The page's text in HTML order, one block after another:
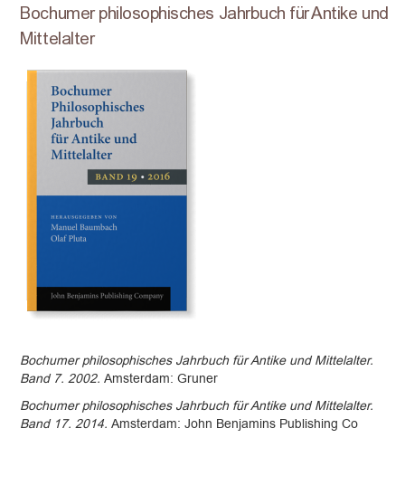
Bochumer philosophisches Jahrbuch für Antike und
Mittelalter
Bochumer philosophisches Jahrbuch für Antike und Mittelalter.
Band 7. 2002.Amsterdam: Gruner
Bochumer philosophisches Jahrbuch für Antike und Mittelalter.
Band 17. 2014.Amsterdam: John Benjamins Publishing Co